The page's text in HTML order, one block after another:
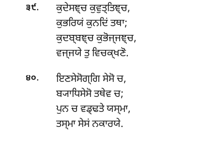
੩੯. ਕੁਦੇਸਞ੍ਚਕੁਵੁਤ੍ਤਿਞ੍ਚ,
ਕੁਭਰਿਯਂ ਕੁਨਦਿਂ ਤਥਾ;
ਕੁਦਬ੍ਬਞ੍ਚ ਕੁਭੋਜ੍ਜਞ੍ਚ,
ਵਜ੍ਜਯੇ ਤੁ ਵਿਚਕ੍ਖਣੋ.
੪੦.
ਇਣਸੇਸੋਗ੍ਗਿ ਸੇਸੋ ਚ,
ਬ੍ਯਾਧਿਸੇਸੋ ਤਥੇਵ ਚ;
ਪੁਨ ਚ ਵਡ੍ਢਤੇ ਯਸ੍ਮਾ,
ਤਸ੍ਮਾ ਸੇਸਂ ਨਕਾਰਯੇ.